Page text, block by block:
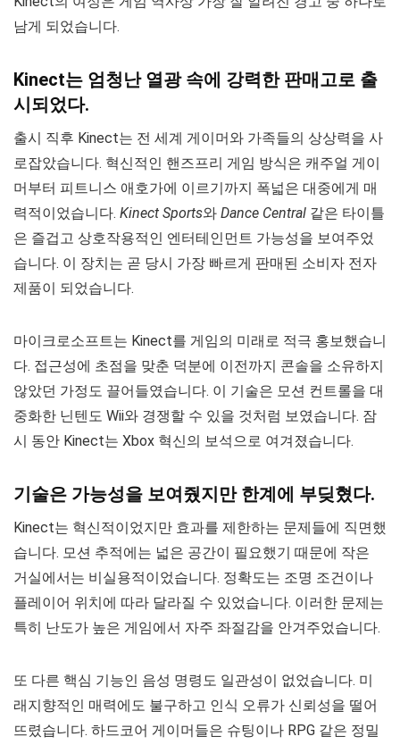
남게 되었습니다.
Kinect는 엄청난 열광 속에 강력한 판매고로 출
시되었다.
출시 직후 Kinect는 전 세계 게이머와 가족들의 상상력을 사
로잡았습니다. 혁신적인 핸즈프리 게임 방식은 캐주얼 게이
머부터 피트니스 애호가에 이르기까지 폭넓은 대중에게 매
력적이었습니다. Kinect Sports와 Dance Central 같은 타이틀
은 즐겁고 상호작용적인 엔터테인먼트 가능성을 보여주었
습니다. 이 장치는 곧 당시 가장 빠르게 판매된 소비자 전자
제품이 되었습니다.
마이크로소프트는 Kinect를 게임의 미래로 적극 홍보했습니
다. 접근성에 초점을 맞춘 덕분에 이전까지 콘솔을 소유하지
않았던 가정도 끌어들였습니다. 이 기술은 모션 컨트롤을 대
중화한 닌텐도 Wii와 경쟁할 수 있을 것처럼 보였습니다. 잠
시 동안 Kinect는 Xbox 혁신의 보석으로 여겨졌습니다.
기술은 가능성을 보여줬지만 한계에 부딪혔다.
Kinect는 혁신적이었지만 효과를 제한하는 문제들에 직면했
습니다. 모션 추적에는 넓은 공간이 필요했기 때문에 작은
거실에서는 비실용적이었습니다. 정확도는 조명 조건이나
플레이어 위치에 따라 달라질 수 있었습니다. 이러한 문제는
특히 난도가 높은 게임에서 자주 좌절감을 안겨주었습니다.
또 다른 핵심 기능인 음성 명령도 일관성이 없었습니다. 미
래지향적인 매력에도 불구하고 인식 오류가 신뢰성을 떨어
뜨렸습니다. 하드코어 게이머들은 슈팅이나 RPG 같은 정밀